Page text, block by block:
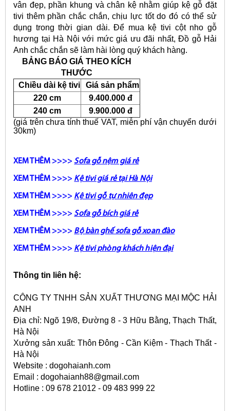
vân đẹp, phần khung và chân kệ nhằm giúp kệ gỗ đặt
tivi thêm phần chắc chắn, chịu lực tốt do đó có thể sử
dụng trong thời gian dài. Để mua kệ tivi cột nho gỗ
hương tại Hà Nội với mức giá ưu đãi nhất, Đồ gỗ Hải
Anh chắc chắn sẽ làm hài lòng quý khách hàng.
BẢNG BÁO GIÁ THEO KÍCH
THƯỚC
Chiều dài kệ tivi
Giá sản phẩm
220 cm
9.400.000 đ
240 cm
9.900.000 đ
(giá trên chưa tính thuế VAT, miễn phí vận chuyển dưới
30km)
XEM THÊM >>>> Sofa gỗ nệm giá rẻ
XEM THÊM >>>> Kệ tivi giá rẻ tại Hà Nội
XEM THÊM >>>> Kệ tivi gỗ tự nhiên đẹp
XEM THÊM >>>> Sofa gỗ bích giá rẻ
XEM THÊM >>>> Bộ bàn ghế sofa gỗ xoan đào
XEM THÊM >>>> Kệ tivi phòng khách hiện đại
Thông tin liên hệ:
CÔNG TY TNHH SẢN XUẤT THƯƠNG MẠI MỘC HẢI
ANH
Địa chỉ: Ngõ 19/8, Đường 8 - 3 Hữu Bằng, Thạch Thất,
Hà Nội
Xưởng sản xuất: Thôn Đông - Cần Kiệm - Thạch Thất -
Hà Nội
Website : dogohaianh.com
Email : dogohaianh88@gmail.com
Hotline : 09 678 21012 - 09 483 999 22